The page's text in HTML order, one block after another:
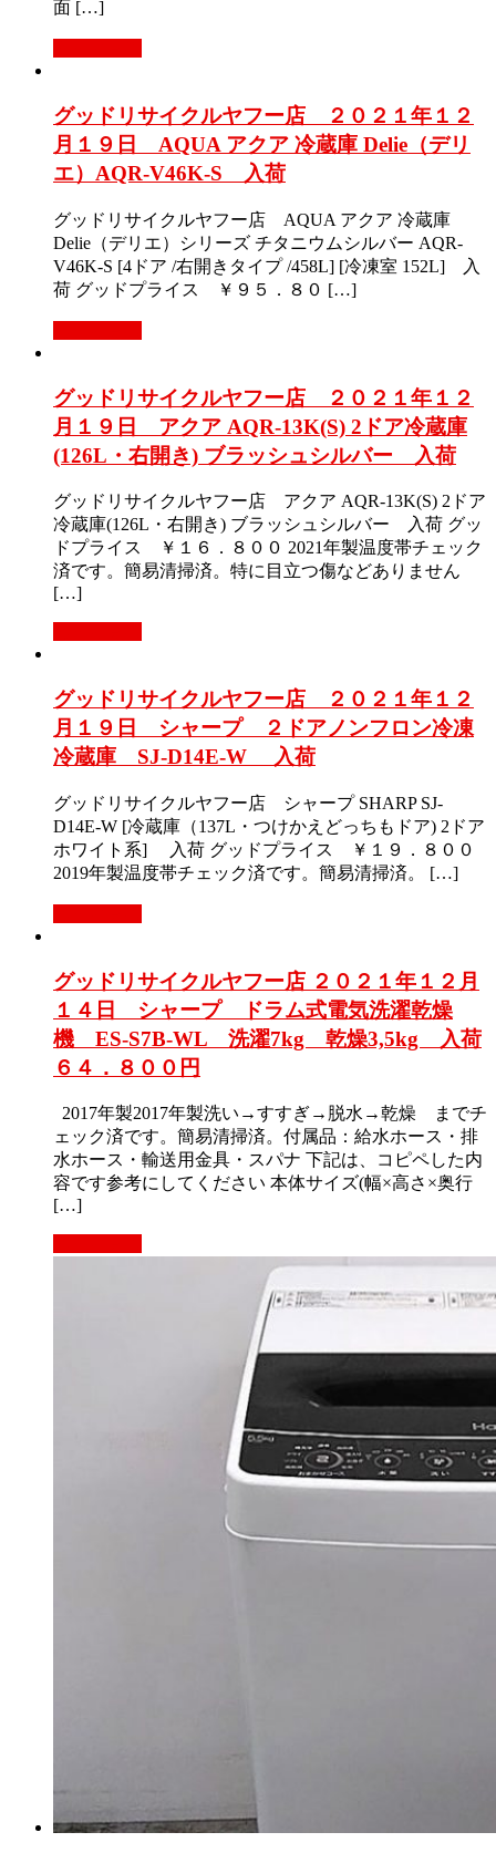
面 […]
グッドリサイクルヤフー店 ２０２１年１２
月１９日 AQUA アクア 冷蔵庫 Delie（デリ
エ）AQR-V46K-S 入荷
グッドリサイクルヤフー店 AQUA アクア 冷蔵庫
Delie（デリエ）シリーズ チタニウムシルバー AQR-
V46K-S [4ドア /右開きタイプ /458L] [冷凍室 152L] 入
荷 グッドプライス ￥９５．８０ […]
グッドリサイクルヤフー店 ２０２１年１２
月１９日 アクア AQR-13K(S) 2ドア冷蔵庫
(126L・右開き) ブラッシュシルバー 入荷
グッドリサイクルヤフー店 アクア AQR-13K(S) 2ドア
冷蔵庫(126L・右開き) ブラッシュシルバー 入荷 グッ
ドプライス ￥１６．８００ 2021年製温度帯チェック
済です。簡易清掃済。特に目立つ傷などありません
[…]
グッドリサイクルヤフー店 ２０２１年１２
月１９日 シャープ ２ドアノンフロン冷凍
冷蔵庫 SJ-D14E-W 入荷
グッドリサイクルヤフー店 シャープ SHARP SJ-
D14E-W [冷蔵庫（137L・つけかえどっちもドア) 2ドア
ホワイト系] 入荷 グッドプライス ￥１９．８００
2019年製温度帯チェック済です。簡易清掃済。 […]
グッドリサイクルヤフー店 ２０２１年１２月
１４日 シャープ ドラム式電気洗濯乾燥
機 ES-S7B-WL 洗濯7kg 乾燥3,5kg 入荷
６４．８００円
2017年製2017年製洗い→すすぎ→脱水→乾燥 までチ
ェック済です。簡易清掃済。付属品：給水ホース・排
水ホース・輸送用金具・スパナ 下記は、コピペした内
容です参考にしてください 本体サイズ(幅×高さ×奥行
[…]